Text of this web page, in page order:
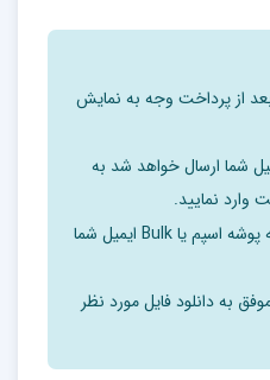
سرانجام در کنفرانسی که در سال 1945 در سانفرانسیسکو
پیش نویس منشور ملل متحد را تدوین
که در میان نظام های
و حقوقی در ساختار
برقرار می سازد.
بعد از پرداخت وجه به نمایش
شما ارسال خواهد شد به
وارد نمایید.
ممکن است ایمیل ارسالی به پوشه اسپم یا Bulk ایمیل شما
به دانلود فایل مورد نظر